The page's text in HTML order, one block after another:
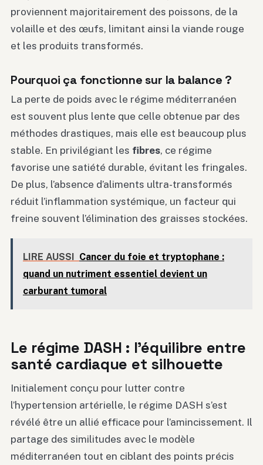
proviennent majoritairement des poissons, de la
volaille et des œufs, limitant ainsi la viande rouge
et les produits transformés.
Pourquoi ça fonctionne sur la balance ?
La perte de poids avec le régime méditerranéen
est souvent plus lente que celle obtenue par des
méthodes drastiques, mais elle est beaucoup plus
stable. En privilégiant les fibres, ce régime
favorise une satiété durable, évitant les fringales.
De plus, l’absence d’aliments ultra-transformés
réduit l’inflammation systémique, un facteur qui
freine souvent l’élimination des graisses stockées.
LIRE AUSSI Cancer du foie et tryptophane :
quand un nutriment essentiel devient un
carburant tumoral
Le régime DASH : l’équilibre entre
santé cardiaque et silhouette
Initialement conçu pour lutter contre
l’hypertension artérielle, le régime DASH s’est
révélé être un allié efficace pour l’amincissement. Il
partage des similitudes avec le modèle
méditerranéen tout en ciblant des points précis